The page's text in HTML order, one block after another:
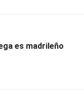
es madrileño